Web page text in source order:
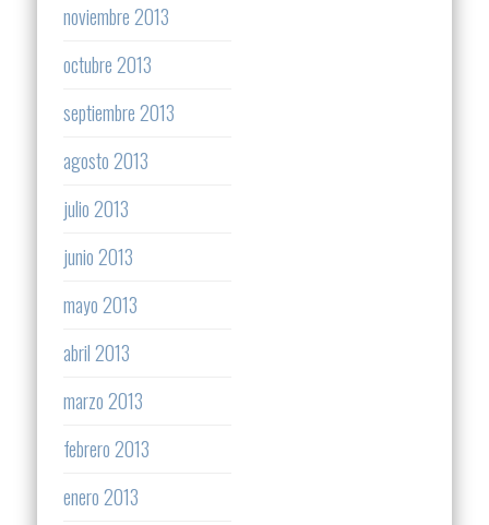
noviembre 2013
octubre 2013
septiembre 2013
agosto 2013
julio 2013
junio 2013
mayo 2013
abril 2013
marzo 2013
febrero 2013
enero 2013